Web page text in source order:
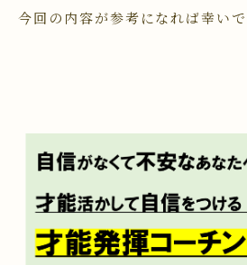
今回の内容が参考になれば幸いで